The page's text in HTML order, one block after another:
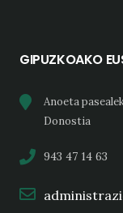
GIPUZKOAKO
Anoeta
Donostia
943 47 14 63